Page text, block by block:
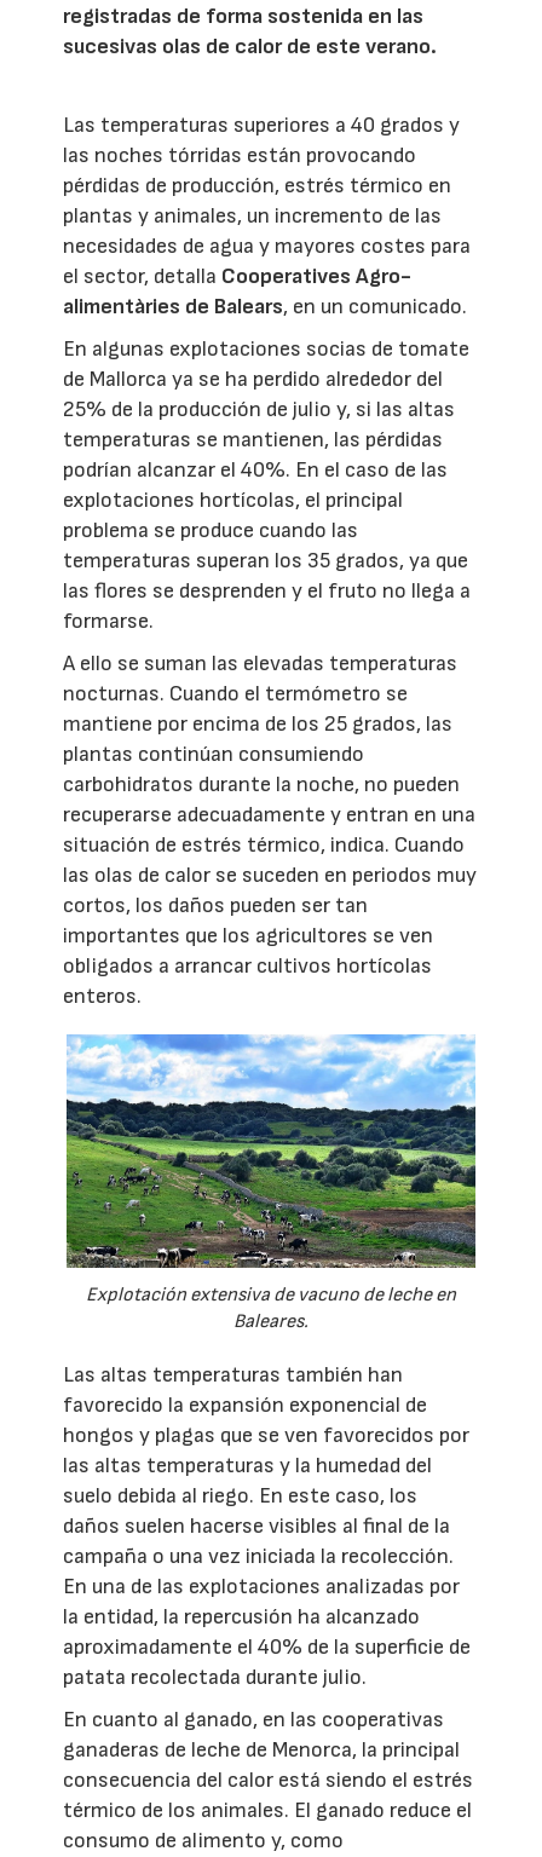
registradas de forma sostenida en las
sucesivas olas de calor de este verano.
Las temperaturas superiores a 40 grados y
las noches tórridas están provocando
pérdidas de producción, estrés térmico en
plantas y animales, un incremento de las
necesidades de agua y mayores costes para
el sector, detalla Cooperatives Agro-
alimentàries de Balears, en un comunicado.
En algunas explotaciones socias de tomate
de Mallorca ya se ha perdido alrededor del
25% de la producción de julio y, si las altas
temperaturas se mantienen, las pérdidas
podrían alcanzar el 40%. En el caso de las
explotaciones hortícolas, el principal
problema se produce cuando las
temperaturas superan los 35 grados, ya que
las flores se desprenden y el fruto no llega a
formarse.
A ello se suman las elevadas temperaturas
nocturnas. Cuando el termómetro se
mantiene por encima de los 25 grados, las
plantas continúan consumiendo
carbohidratos durante la noche, no pueden
recuperarse adecuadamente y entran en una
situación de estrés térmico, indica. Cuando
las olas de calor se suceden en periodos muy
cortos, los daños pueden ser tan
importantes que los agricultores se ven
obligados a arrancar cultivos hortícolas
enteros.
Explotación extensiva de vacuno de leche en
Baleares.
Las altas temperaturas también han
favorecido la expansión exponencial de
hongos y plagas que se ven favorecidos por
las altas temperaturas y la humedad del
suelo debida al riego. En este caso, los
daños suelen hacerse visibles al final de la
campaña o una vez iniciada la recolección.
En una de las explotaciones analizadas por
la entidad, la repercusión ha alcanzado
aproximadamente el 40% de la superficie de
patata recolectada durante julio.
En cuanto al ganado, en las cooperativas
ganaderas de leche de Menorca, la principal
consecuencia del calor está siendo el estrés
térmico de los animales. El ganado reduce el
consumo de alimento y, como